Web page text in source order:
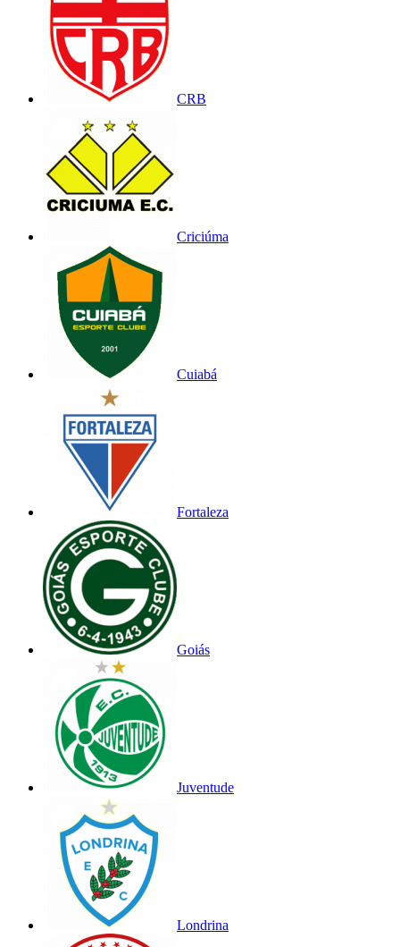
CRB
Criciúma
Cuiabá
Fortaleza
Goiás
Juventude
Londrina